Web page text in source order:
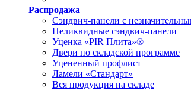
Распродажа
Сэндвич-панели с
Неликвидные сэндвич-панели
Уценка «PIR Плита»®
Двери по складской программе
Уцененный профлист
Ламели «Стандарт»
Вся продукция на складе